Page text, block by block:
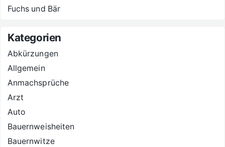
Fuchs und Bär
Kategorien
Abkürzungen
Allgemein
Anmachsprüche
Arzt
Auto
Bauernweisheiten
Bauernwitze